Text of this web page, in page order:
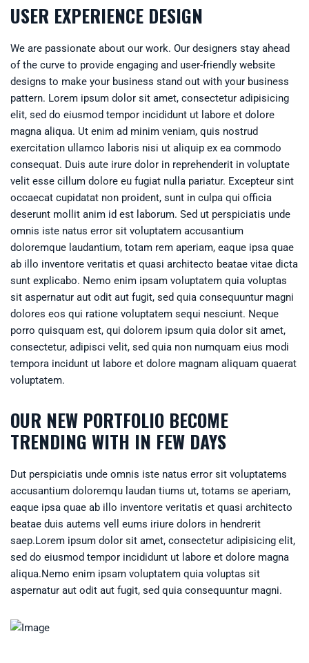
USER EXPERIENCE DESIGN
We are passionate about our work. Our designers stay ahead
of the curve to provide engaging and user-friendly website
designs to make your business stand out with your business
pattern. Lorem ipsum dolor sit amet, consectetur adipisicing
elit, sed do eiusmod tempor incididunt ut labore et dolore
magna aliqua. Ut enim ad minim veniam, quis nostrud
exercitation ullamco laboris nisi ut aliquip ex ea commodo
consequat. Duis aute irure dolor in reprehenderit in voluptate
velit esse cillum dolore eu fugiat nulla pariatur. Excepteur sint
occaecat cupidatat non proident, sunt in culpa qui officia
deserunt mollit anim id est laborum. Sed ut perspiciatis unde
omnis iste natus error sit voluptatem accusantium
doloremque laudantium, totam rem aperiam, eaque ipsa quae
ab illo inventore veritatis et quasi architecto beatae vitae dicta
sunt explicabo. Nemo enim ipsam voluptatem quia voluptas
sit aspernatur aut odit aut fugit, sed quia consequuntur magni
dolores eos qui ratione voluptatem sequi nesciunt. Neque
porro quisquam est, qui dolorem ipsum quia dolor sit amet,
consectetur, adipisci velit, sed quia non numquam eius modi
tempora incidunt ut labore et dolore magnam aliquam quaerat
voluptatem.
OUR NEW PORTFOLIO BECOME
TRENDING WITH IN FEW DAYS
Dut perspiciatis unde omnis iste natus error sit voluptatems
accusantium doloremqu laudan tiums ut, totams se aperiam,
eaque ipsa quae ab illo inventore veritatis et quasi architecto
beatae duis autems vell eums iriure dolors in hendrerit
saep.Lorem ipsum dolor sit amet, consectetur adipisicing elit,
sed do eiusmod tempor incididunt ut labore et dolore magna
aliqua.Nemo enim ipsam voluptatem quia voluptas sit
aspernatur aut odit aut fugit, sed quia consequuntur magni.